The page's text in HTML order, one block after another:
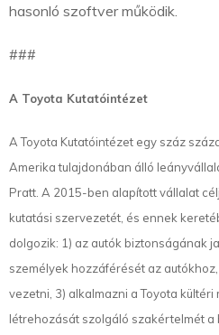
hasonló szoftver működik.
###
A Toyota Kutatóintézet
A Toyota Kutatóintézet egy száz
Amerika tulajdonában álló
Pratt. A 2015-ben alapított vállalat
kutatási szervezetét, és ennek
dolgozik: 1) az autók biztonságának
személyek hozzáférését az
vezetni, 3) alkalmazni a Toyota
létrehozását szolgáló szakértelmét a